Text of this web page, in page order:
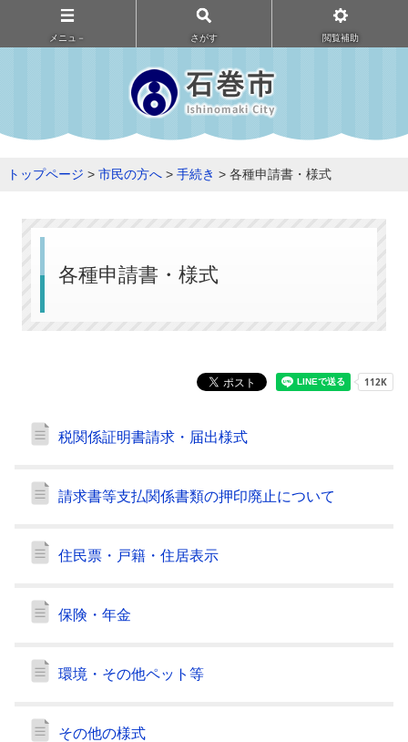
メニュ－ さがす 閲覧補助
トップページ > 市民の方へ > 手続き > 各種申請書・様式
各種申請書・様式
税関係証明書請求・届出様式
請求書等支払関係書類の押印廃止について
住民票・戸籍・住居表示
保険・年金
環境・その他ペット等
その他の様式